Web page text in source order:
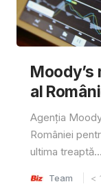
al
Agenția
României
ultima treaptă...
Team <